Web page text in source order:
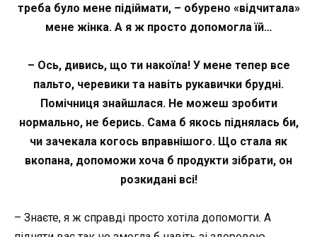
треба було мене підіймати, – обурено «відчитала»
мене жінка. А я ж просто допомогла їй…
– Ось, дивись, що ти накоїла! У мене тепер все
пальто, черевики та навіть рукавички брудні.
Помічниця знайшлася. Не можеш зробити
нормально, не берись. Сама б якось піднялась би,
чи зачекала когось вправнішого. Що стала як
вкопана, допоможи хоча б продукти зібрати, он
розкидані всі!
– Знаєте, я ж справді просто хотіла допомогти. А